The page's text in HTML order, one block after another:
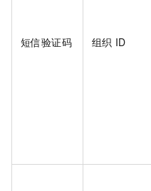
短信验证码 组织 ID